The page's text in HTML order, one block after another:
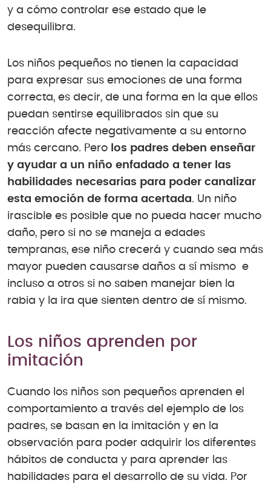
y a cómo controlar ese estado que le
desequilibra.
Los niños pequeños no tienen la capacidad
para expresar sus emociones de una forma
correcta, es decir, de una forma en la que ellos
puedan sentirse equilibrados sin que su
reacción afecte negativamente a su entorno
más cercano. Pero los padres deben enseñar
y ayudar a un niño enfadado a tener las
habilidades necesarias para poder canalizar
esta emoción de forma acertada. Un niño
irascible es posible que no pueda hacer mucho
daño, pero si no se maneja a edades
tempranas, ese niño crecerá y cuando sea más
mayor pueden causarse daños a sí mismo e
incluso a otros si no saben manejar bien la
rabia y la ira que sienten dentro de sí mismo.
Los niños aprenden por
imitación
Cuando los niños son pequeños aprenden el
comportamiento a través del ejemplo de los
padres, se basan en la imitación y en la
observación para poder adquirir los diferentes
hábitos de conducta y para aprender las
habilidades para el desarrollo de su vida. Por